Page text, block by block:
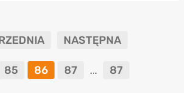
NASTĘPNA
85 86 87 ... 87